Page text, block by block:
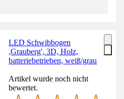
LED Schwibbogen
,Grauberg', 3D, Holz,
batteriebetrieben, weiß/grau
Artikel wurde noch nicht
bewertet.